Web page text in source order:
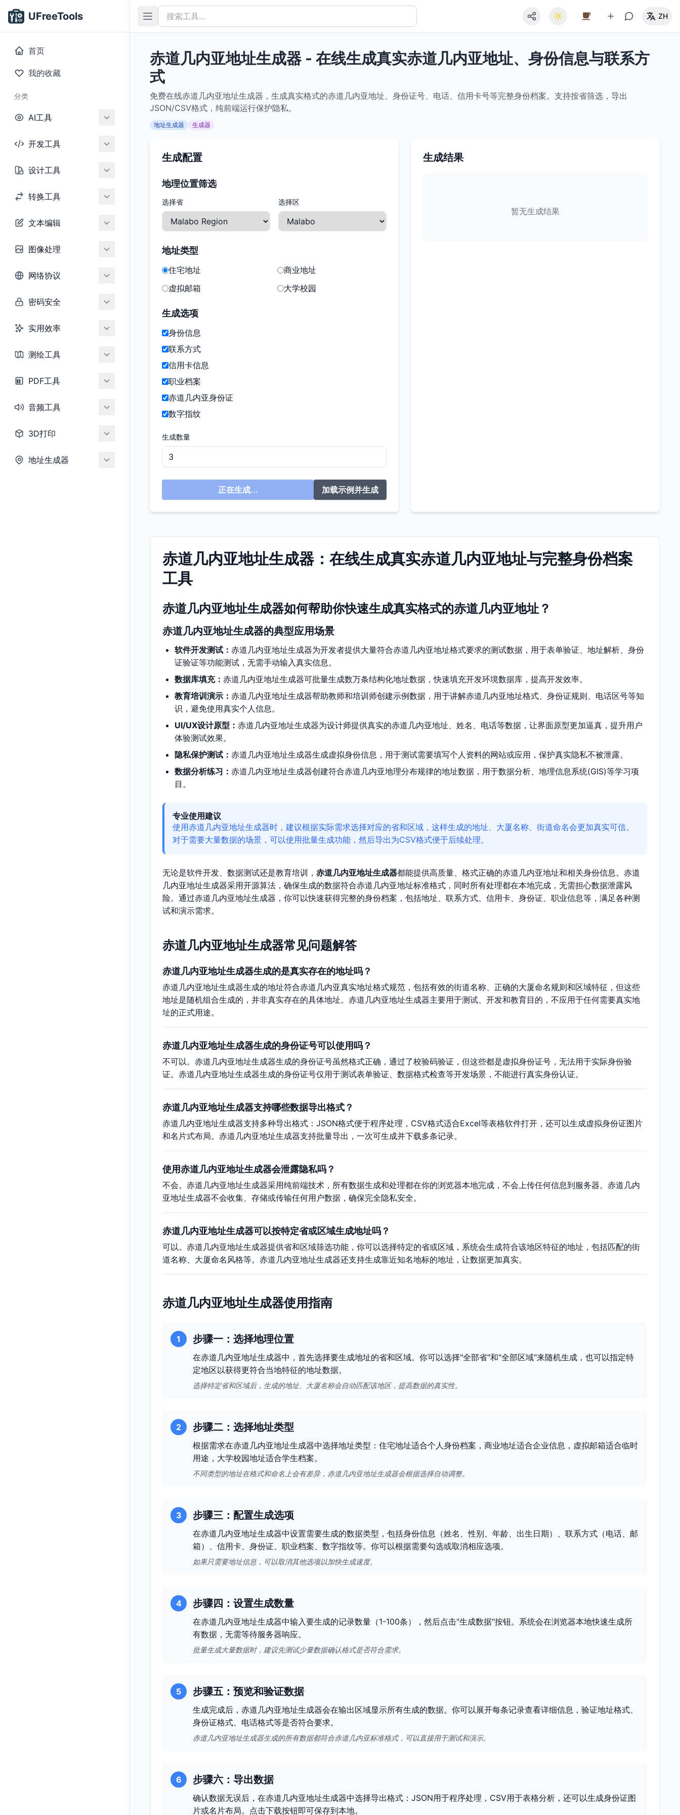
UFreeTools
首页
我的收藏
分类
AI工具
开发工具
设计工具
转换工具
文本编辑
图像处理
网络协议
密码安全
实用效率
测绘工具
PDF工具
音频工具
3D打印
地址生成器
ZH
赤道几内亚地址生成器 - 在线生成真实赤道几内亚地址、身份信息与联系方
式
免费在线赤道几内亚地址生成器，生成真实格式的赤道几内亚地址、身份证号、电话、信用卡号等完整身份档案。支持按省筛选，导出
JSON/CSV格式，纯前端运行保护隐私。
地址生成器 生成器
生成配置
地理位置筛选
选择省 选择区
地址类型
住宅地址
商业地址
虚拟邮箱
大学校园
生成选项
身份信息
联系方式
信用卡信息
职业档案
赤道几内亚身份证
数字指纹
生成数量
正在生成... 加载示例并生成
生成结果
暂无生成结果
赤道几内亚地址生成器：在线生成真实赤道几内亚地址与完整身份档案
工具
赤道几内亚地址生成器如何帮助你快速生成真实格式的赤道几内亚地址？
赤道几内亚地址生成器的典型应用场景
软件开发测试： 赤道几内亚地址生成器为开发者提供大量符合赤道几内亚地址格式要求的测试数据，用于表单验证、地址解析、身份
证验证等功能测试，无需手动输入真实信息。
数据库填充： 赤道几内亚地址生成器可批量生成数万条结构化地址数据，快速填充开发环境数据库，提高开发效率。
教育培训演示： 赤道几内亚地址生成器帮助教师和培训师创建示例数据，用于讲解赤道几内亚地址格式、身份证规则、电话区号等知
识，避免使用真实个人信息。
UI/UX设计原型： 赤道几内亚地址生成器为设计师提供真实的赤道几内亚地址、姓名、电话等数据，让界面原型更加逼真，提升用户
体验测试效果。
隐私保护测试： 赤道几内亚地址生成器生成虚拟身份信息，用于测试需要填写个人资料的网站或应用，保护真实隐私不被泄露。
数据分析练习： 赤道几内亚地址生成器创建符合赤道几内亚地理分布规律的地址数据，用于数据分析、地理信息系统(GIS)等学习项
目。
专业使用建议
使用赤道几内亚地址生成器时，建议根据实际需求选择对应的省和区域，这样生成的地址、大厦名称、街道命名会更加真实可信。
对于需要大量数据的场景，可以使用批量生成功能，然后导出为CSV格式便于后续处理。
无论是软件开发、数据测试还是教育培训， 赤道几内亚地址生成器都能提供高质量、格式正确的赤道几内亚地址和相关身份信息。赤道
几内亚地址生成器采用开源算法，确保生成的数据符合赤道几内亚地址标准格式，同时所有处理都在本地完成，无需担心数据泄露风
险。通过赤道几内亚地址生成器，你可以快速获得完整的身份档案，包括地址、联系方式、信用卡、身份证、职业信息等，满足各种测
试和演示需求。
赤道几内亚地址生成器常见问题解答
赤道几内亚地址生成器生成的是真实存在的地址吗？
赤道几内亚地址生成器生成的地址符合赤道几内亚真实地址格式规范，包括有效的街道名称、正确的大厦命名规则和区域特征，但这些
地址是随机组合生成的，并非真实存在的具体地址。赤道几内亚地址生成器主要用于测试、开发和教育目的，不应用于任何需要真实地
址的正式用途。
赤道几内亚地址生成器生成的身份证号可以使用吗？
不可以。赤道几内亚地址生成器生成的身份证号虽然格式正确，通过了校验码验证，但这些都是虚拟身份证号，无法用于实际身份验
证。赤道几内亚地址生成器生成的身份证号仅用于测试表单验证、数据格式检查等开发场景，不能进行真实身份认证。
赤道几内亚地址生成器支持哪些数据导出格式？
赤道几内亚地址生成器支持多种导出格式：JSON格式便于程序处理，CSV格式适合Excel等表格软件打开，还可以生成虚拟身份证图片
和名片式布局。赤道几内亚地址生成器支持批量导出，一次可生成并下载多条记录。
使用赤道几内亚地址生成器会泄露隐私吗？
不会。赤道几内亚地址生成器采用纯前端技术，所有数据生成和处理都在你的浏览器本地完成，不会上传任何信息到服务器。赤道几内
亚地址生成器不会收集、存储或传输任何用户数据，确保完全隐私安全。
赤道几内亚地址生成器可以按特定省或区域生成地址吗？
可以。赤道几内亚地址生成器提供省和区域筛选功能，你可以选择特定的省或区域，系统会生成符合该地区特征的地址，包括匹配的街
道名称、大厦命名风格等。赤道几内亚地址生成器还支持生成靠近知名地标的地址，让数据更加真实。
赤道几内亚地址生成器使用指南
1 步骤一：选择地理位置
在赤道几内亚地址生成器中，首先选择要生成地址的省和区域。你可以选择"全部省"和"全部区域"来随机生成，也可以指定特
定地区以获得更符合当地特征的地址数据。
选择特定省和区域后，生成的地址、大厦名称会自动匹配该地区，提高数据的真实性。
2 步骤二：选择地址类型
根据需求在赤道几内亚地址生成器中选择地址类型：住宅地址适合个人身份档案，商业地址适合企业信息，虚拟邮箱适合临时
用途，大学校园地址适合学生档案。
不同类型的地址在格式和命名上会有差异，赤道几内亚地址生成器会根据选择自动调整。
3 步骤三：配置生成选项
在赤道几内亚地址生成器中设置需要生成的数据类型，包括身份信息（姓名、性别、年龄、出生日期）、联系方式（电话、邮
箱）、信用卡、身份证、职业档案、数字指纹等。你可以根据需要勾选或取消相应选项。
如果只需要地址信息，可以取消其他选项以加快生成速度。
4 步骤四：设置生成数量
在赤道几内亚地址生成器中输入要生成的记录数量（1-100条），然后点击"生成数据"按钮。系统会在浏览器本地快速生成所
有数据，无需等待服务器响应。
批量生成大量数据时，建议先测试少量数据确认格式是否符合需求。
5 步骤五：预览和验证数据
生成完成后，赤道几内亚地址生成器会在输出区域显示所有生成的数据。你可以展开每条记录查看详细信息，验证地址格式、
身份证格式、电话格式等是否符合要求。
赤道几内亚地址生成器生成的所有数据都符合赤道几内亚标准格式，可以直接用于测试和演示。
6 步骤六：导出数据
确认数据无误后，在赤道几内亚地址生成器中选择导出格式：JSON用于程序处理，CSV用于表格分析，还可以生成身份证图
片或名片布局。点击下载按钮即可保存到本地。